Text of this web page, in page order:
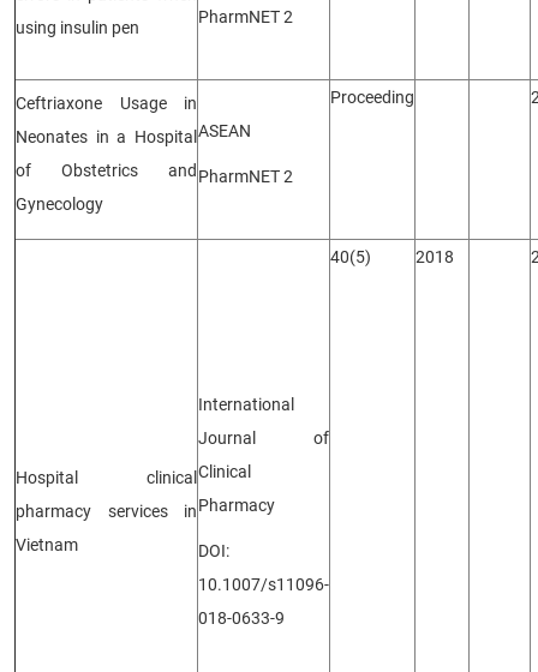
using insulin pen
PharmNET 2
Ceftriaxone Usage in
Neonates in a Hospital
of Obstetrics and
Gynecology
ASEAN
PharmNET 2
Proceeding
Hospital clinical
pharmacy services in
Vietnam
International
Journal of
Clinical
Pharmacy
DOI:
10.1007/s11096-
018-0633-9
40(5) 2018